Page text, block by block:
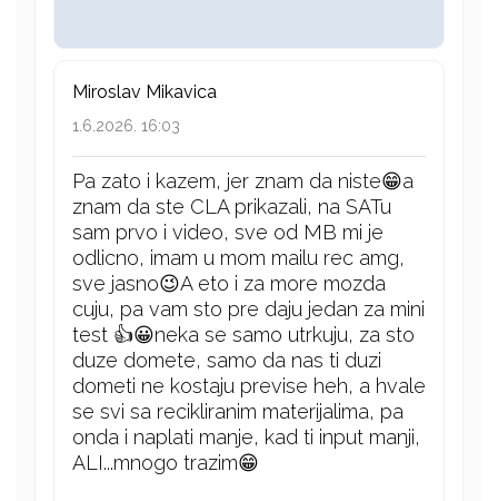
Miroslav Mikavica
1.6.2026. 16:03
Pa zato i kazem, jer znam da niste😁a
znam da ste CLA prikazali, na SATu
sam prvo i video, sve od MB mi je
odlicno, imam u mom mailu rec amg,
sve jasno😉A eto i za more mozda
cuju, pa vam sto pre daju jedan za mini
test 👍😀neka se samo utrkuju, za sto
duze domete, samo da nas ti duzi
dometi ne kostaju previse heh, a hvale
se svi sa recikliranim materijalima, pa
onda i naplati manje, kad ti input manji,
ALI...mnogo trazim😁